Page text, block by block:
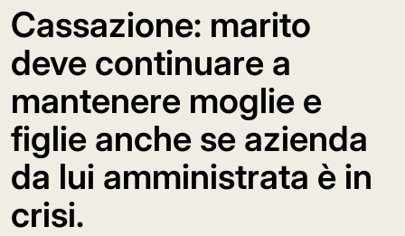
Cassazione: marito
deve continuare a
mantenere moglie e
figlie anche se azienda
da lui amministrata è in
crisi.